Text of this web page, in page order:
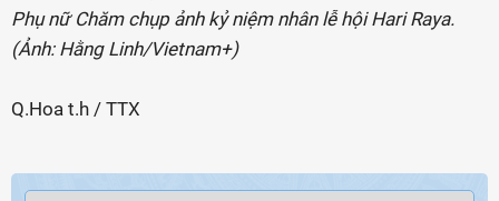
Phụ nữ Chăm chụp ảnh kỷ niệm nhân lễ hội Hari Raya.
(Ảnh: Hằng Linh/Vietnam+)
Q.Hoa t.h / TTX